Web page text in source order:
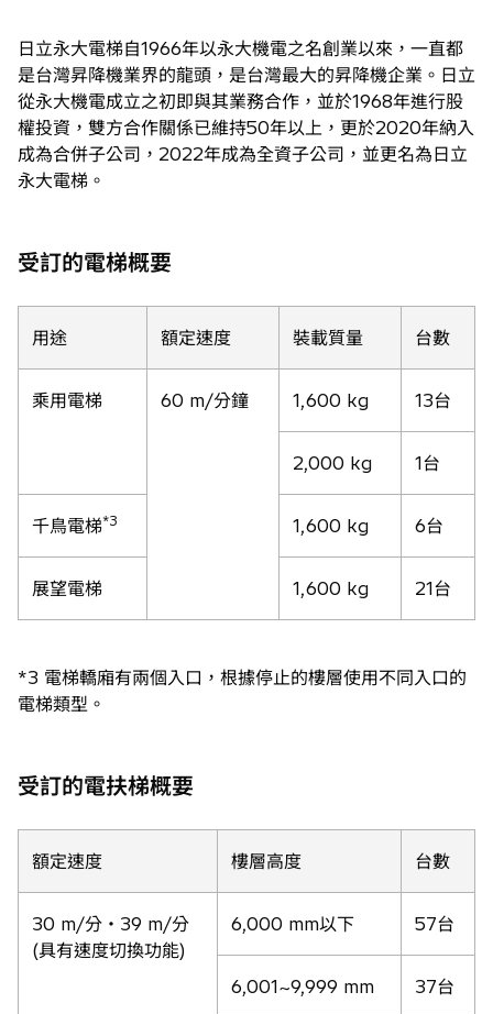
日立永大電梯自1966年以永大機電之名創業以來，一直都
是台灣昇降機業界的龍頭，是台灣最大的昇降機企業。日立
從永大機電成立之初即與其業務合作，並於1968年進行股
權投資，雙方合作關係已維持50年以上，更於2020年納入
成為合併子公司，2022年成為全資子公司，並更名為日立
永大電梯。
受訂的電梯概要
用途 額定速度 裝載質量 台數
乘用電梯 60 m/分鐘 1,600 kg 13台
2,000 kg 1台
千鳥電梯*3 1,600 kg 6台
展望電梯 1,600 kg 21台
*3 電梯轎廂有兩個入口，根據停止的樓層使用不同入口的
電梯類型。
受訂的電扶梯概要
額定速度 樓層高度 台數
30 m/分・39 m/分
(具有速度切換功能)
6,000 mm以下 57台
6,001~9,999 mm 37台